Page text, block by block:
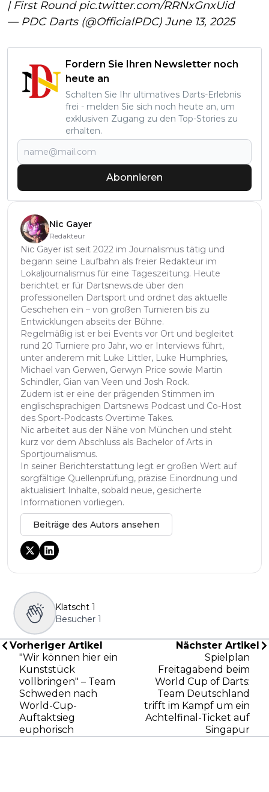
| First Roundpic.twitter.com/RRNxGnxUid
— PDC Darts (@OfficialPDC) June 13, 2025
Fordern Sie Ihren Newsletter noch
heute an
Schalten Sie Ihr ultimatives Darts-Erlebnis
frei - melden Sie sich noch heute an, um
exklusiven Zugang zu den Top-Stories zu
erhalten.
Abonnieren
Nic Gayer
Redakteur
Nic Gayer ist seit 2022 im Journalismus tätig und
begann seine Laufbahn als freier Redakteur im
Lokaljournalismus für eine Tageszeitung. Heute
berichtet er für Dartsnews.de über den
professionellen Dartsport und ordnet das aktuelle
Geschehen ein – von großen Turnieren bis zu
Entwicklungen abseits der Bühne.
Regelmäßig ist er bei Events vor Ort und begleitet
rund 20 Turniere pro Jahr, wo er Interviews führt,
unter anderem mit Luke Littler, Luke Humphries,
Michael van Gerwen, Gerwyn Price sowie Martin
Schindler, Gian van Veen und Josh Rock.
Zudem ist er eine der prägenden Stimmen im
englischsprachigen Dartsnews Podcast und Co-Host
des Sport-Podcasts Overtime Takes.
Nic arbeitet aus der Nähe von München und steht
kurz vor dem Abschluss als Bachelor of Arts in
Sportjournalismus.
In seiner Berichterstattung legt er großen Wert auf
sorgfältige Quellenprüfung, präzise Einordnung und
aktualisiert Inhalte, sobald neue, gesicherte
Informationen vorliegen.
Beiträge des Autors ansehen
Klatscht 1
Besucher 1
Vorheriger Artikel
"Wir können hier ein
Kunststück
vollbringen" – Team
Schweden nach
World-Cup-
Auftaktsieg
euphorisch
Nächster Artikel
Spielplan
Freitagabend beim
World Cup of Darts:
Team Deutschland
trifft im Kampf um ein
Achtelfinal-Ticket auf
Singapur